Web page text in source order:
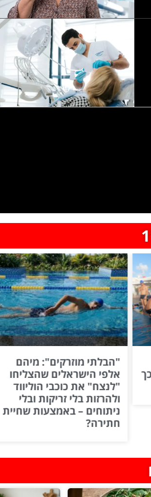
לתשומת לבכם: 5 עובדות על
אירוע לבבי שיכולות להציל
לכם את החיים